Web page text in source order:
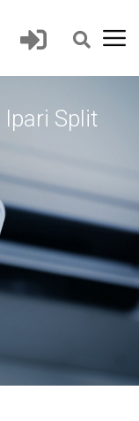
Ipari Split